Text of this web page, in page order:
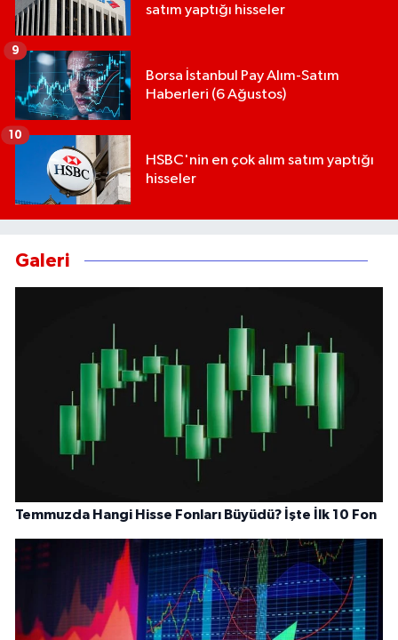
satım yaptığı hisseler
Borsa İstanbul Pay Alım-Satım
Haberleri (6 Ağustos)
9
HSBC'nin en çok alım satım yaptığı
hisseler
10
Galeri
Temmuzda Hangi Hisse Fonları Büyüdü? İşte İlk 10 Fon